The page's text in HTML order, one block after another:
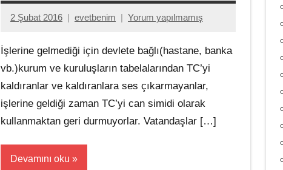
2 Şubat 2016 evetbenim Yorum yapılmamış
İşlerine gelmediği için devlete bağlı(hastane, banka
vb.)kurum ve kuruluşların tabelalarından TC’yi
kaldıranlar ve kaldıranlara ses çıkarmayanlar,
işlerine geldiği zaman TC’yi can simidi olarak
kullanmaktan geri durmuyorlar. Vatandaşlar […]
Devamını oku